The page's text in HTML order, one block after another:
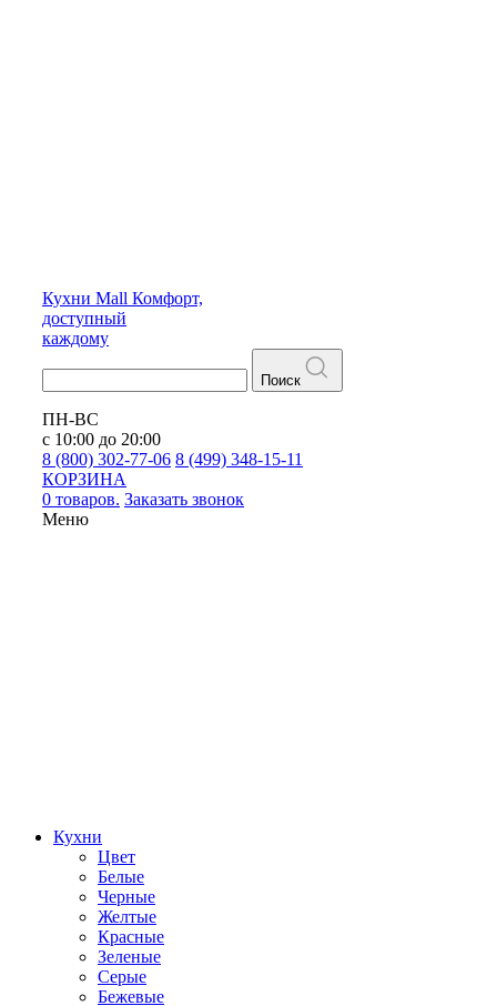
Кухни Mall Комфорт,
доступный
каждому
Поиск
ПН-ВС
с 10:00 до 20:00
8 (800) 302-77-06 8 (499) 348-15-11
КОРЗИНА
0 товаров. Заказать звонок
Меню
Кухни
Цвет
Белые
Черные
Желтые
Красные
Зеленые
Серые
Бежевые